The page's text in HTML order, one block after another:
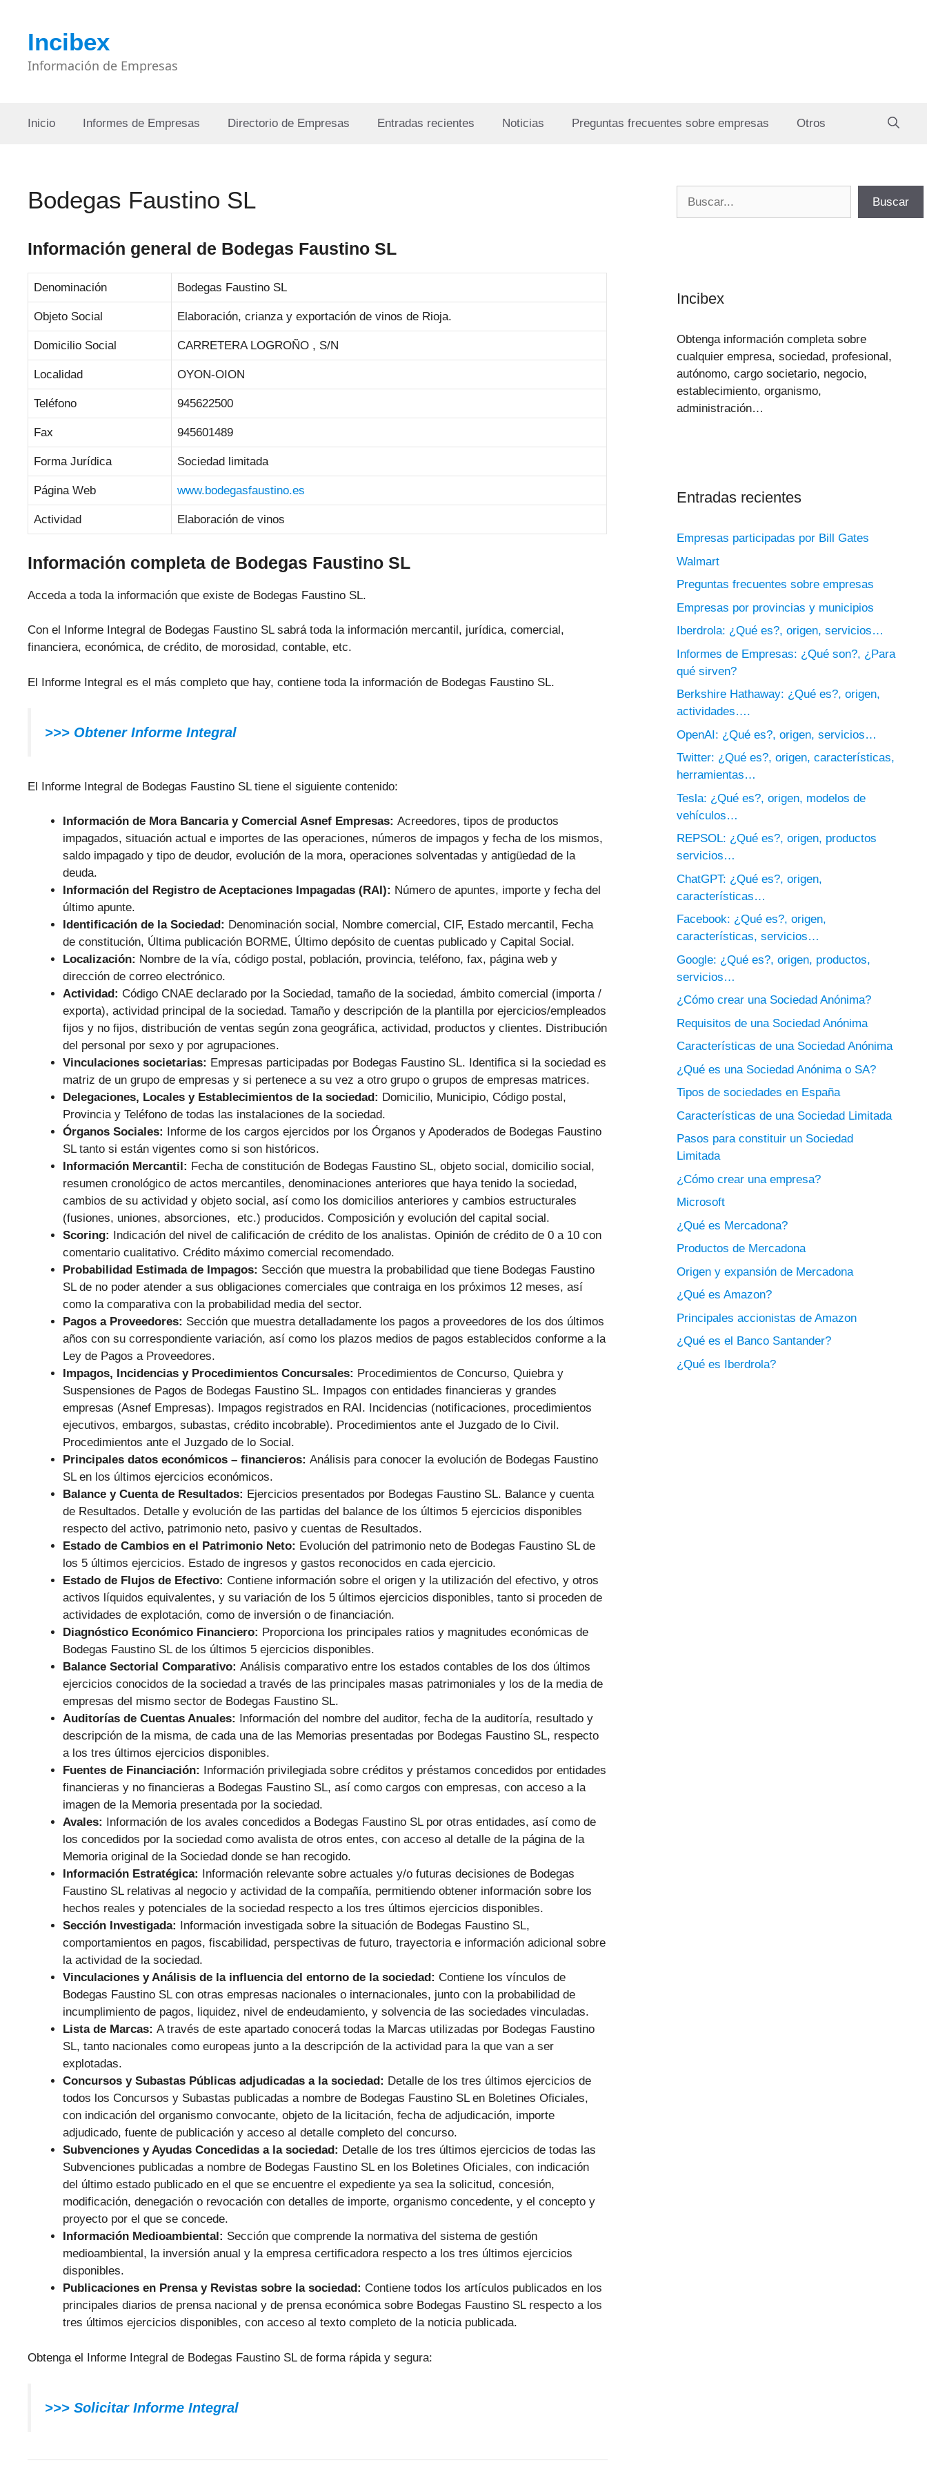
contenidoIncibex
Información de Empresas
Inicio Informes de Empresas Directorio de Empresas Entradas recientes Noticias Preguntas frecuentes sobre empresas Otros
Bodegas Faustino SL
Información general de Bodegas Faustino SL
Denominación Bodegas Faustino SL
Objeto Social Elaboración, crianza y exportación de vinos de Rioja.
Domicilio Social CARRETERA LOGROÑO , S/N
Localidad OYON-OION
Teléfono 945622500
Fax 945601489
Forma Jurídica Sociedad limitada
Página Web www.bodegasfaustino.es
Actividad Elaboración de vinos
Información completa de Bodegas Faustino SL
Acceda a toda la información que existe de Bodegas Faustino SL.
Con el Informe Integral de Bodegas Faustino SL sabrá toda la información mercantil, jurídica, comercial,
financiera, económica, de crédito, de morosidad, contable, etc.
El Informe Integral es el más completo que hay, contiene toda la información de Bodegas Faustino SL.
>>> Obtener Informe Integral
El Informe Integral de Bodegas Faustino SL tiene el siguiente contenido:
Información de Mora Bancaria y Comercial Asnef Empresas: Acreedores, tipos de productos
impagados, situación actual e importes de las operaciones, números de impagos y fecha de los mismos,
saldo impagado y tipo de deudor, evolución de la mora, operaciones solventadas y antigüedad de la
deuda.
Información del Registro de Aceptaciones Impagadas (RAI): Número de apuntes, importe y fecha del
último apunte.
Identificación de la Sociedad: Denominación social, Nombre comercial, CIF, Estado mercantil, Fecha
de constitución, Última publicación BORME, Último depósito de cuentas publicado y Capital Social.
Localización: Nombre de la vía, código postal, población, provincia, teléfono, fax, página web y
dirección de correo electrónico.
Actividad: Código CNAE declarado por la Sociedad, tamaño de la sociedad, ámbito comercial (importa /
exporta), actividad principal de la sociedad. Tamaño y descripción de la plantilla por ejercicios/empleados
fijos y no fijos, distribución de ventas según zona geográfica, actividad, productos y clientes. Distribución
del personal por sexo y por agrupaciones.
Vinculaciones societarias: Empresas participadas por Bodegas Faustino SL. Identifica si la sociedad es
matriz de un grupo de empresas y si pertenece a su vez a otro grupo o grupos de empresas matrices.
Delegaciones, Locales y Establecimientos de la sociedad: Domicilio, Municipio, Código postal,
Provincia y Teléfono de todas las instalaciones de la sociedad.
Órganos Sociales: Informe de los cargos ejercidos por los Órganos y Apoderados de Bodegas Faustino
SL tanto si están vigentes como si son históricos.
Información Mercantil: Fecha de constitución de Bodegas Faustino SL, objeto social, domicilio social,
resumen cronológico de actos mercantiles, denominaciones anteriores que haya tenido la sociedad,
cambios de su actividad y objeto social, así como los domicilios anteriores y cambios estructurales
(fusiones, uniones, absorciones, etc.) producidos. Composición y evolución del capital social.
Scoring: Indicación del nivel de calificación de crédito de los analistas. Opinión de crédito de 0 a 10 con
comentario cualitativo. Crédito máximo comercial recomendado.
Probabilidad Estimada de Impagos: Sección que muestra la probabilidad que tiene Bodegas Faustino
SL de no poder atender a sus obligaciones comerciales que contraiga en los próximos 12 meses, así
como la comparativa con la probabilidad media del sector.
Pagos a Proveedores: Sección que muestra detalladamente los pagos a proveedores de los dos últimos
años con su correspondiente variación, así como los plazos medios de pagos establecidos conforme a la
Ley de Pagos a Proveedores.
Impagos, Incidencias y Procedimientos Concursales: Procedimientos de Concurso, Quiebra y
Suspensiones de Pagos de Bodegas Faustino SL. Impagos con entidades financieras y grandes
empresas (Asnef Empresas). Impagos registrados en RAI. Incidencias (notificaciones, procedimientos
ejecutivos, embargos, subastas, crédito incobrable). Procedimientos ante el Juzgado de lo Civil.
Procedimientos ante el Juzgado de lo Social.
Principales datos económicos – financieros: Análisis para conocer la evolución de Bodegas Faustino
SL en los últimos ejercicios económicos.
Balance y Cuenta de Resultados: Ejercicios presentados por Bodegas Faustino SL. Balance y cuenta
de Resultados. Detalle y evolución de las partidas del balance de los últimos 5 ejercicios disponibles
respecto del activo, patrimonio neto, pasivo y cuentas de Resultados.
Estado de Cambios en el Patrimonio Neto: Evolución del patrimonio neto de Bodegas Faustino SL de
los 5 últimos ejercicios. Estado de ingresos y gastos reconocidos en cada ejercicio.
Estado de Flujos de Efectivo: Contiene información sobre el origen y la utilización del efectivo, y otros
activos líquidos equivalentes, y su variación de los 5 últimos ejercicios disponibles, tanto si proceden de
actividades de explotación, como de inversión o de financiación.
Diagnóstico Económico Financiero: Proporciona los principales ratios y magnitudes económicas de
Bodegas Faustino SL de los últimos 5 ejercicios disponibles.
Balance Sectorial Comparativo: Análisis comparativo entre los estados contables de los dos últimos
ejercicios conocidos de la sociedad a través de las principales masas patrimoniales y los de la media de
empresas del mismo sector de Bodegas Faustino SL.
Auditorías de Cuentas Anuales: Información del nombre del auditor, fecha de la auditoría, resultado y
descripción de la misma, de cada una de las Memorias presentadas por Bodegas Faustino SL, respecto
a los tres últimos ejercicios disponibles.
Fuentes de Financiación: Información privilegiada sobre créditos y préstamos concedidos por entidades
financieras y no financieras a Bodegas Faustino SL, así como cargos con empresas, con acceso a la
imagen de la Memoria presentada por la sociedad.
Avales: Información de los avales concedidos a Bodegas Faustino SL por otras entidades, así como de
los concedidos por la sociedad como avalista de otros entes, con acceso al detalle de la página de la
Memoria original de la Sociedad donde se han recogido.
Información Estratégica: Información relevante sobre actuales y/o futuras decisiones de Bodegas
Faustino SL relativas al negocio y actividad de la compañía, permitiendo obtener información sobre los
hechos reales y potenciales de la sociedad respecto a los tres últimos ejercicios disponibles.
Sección Investigada: Información investigada sobre la situación de Bodegas Faustino SL,
comportamientos en pagos, fiscabilidad, perspectivas de futuro, trayectoria e información adicional sobre
la actividad de la sociedad.
Vinculaciones y Análisis de la influencia del entorno de la sociedad: Contiene los vínculos de
Bodegas Faustino SL con otras empresas nacionales o internacionales, junto con la probabilidad de
incumplimiento de pagos, liquidez, nivel de endeudamiento, y solvencia de las sociedades vinculadas.
Lista de Marcas: A través de este apartado conocerá todas la Marcas utilizadas por Bodegas Faustino
SL, tanto nacionales como europeas junto a la descripción de la actividad para la que van a ser
explotadas.
Concursos y Subastas Públicas adjudicadas a la sociedad: Detalle de los tres últimos ejercicios de
todos los Concursos y Subastas publicadas a nombre de Bodegas Faustino SL en Boletines Oficiales,
con indicación del organismo convocante, objeto de la licitación, fecha de adjudicación, importe
adjudicado, fuente de publicación y acceso al detalle completo del concurso.
Subvenciones y Ayudas Concedidas a la sociedad: Detalle de los tres últimos ejercicios de todas las
Subvenciones publicadas a nombre de Bodegas Faustino SL en los Boletines Oficiales, con indicación
del último estado publicado en el que se encuentre el expediente ya sea la solicitud, concesión,
modificación, denegación o revocación con detalles de importe, organismo concedente, y el concepto y
proyecto por el que se concede.
Información Medioambiental: Sección que comprende la normativa del sistema de gestión
medioambiental, la inversión anual y la empresa certificadora respecto a los tres últimos ejercicios
disponibles.
Publicaciones en Prensa y Revistas sobre la sociedad: Contiene todos los artículos publicados en los
principales diarios de prensa nacional y de prensa económica sobre Bodegas Faustino SL respecto a los
tres últimos ejercicios disponibles, con acceso al texto completo de la noticia publicada.
Obtenga el Informe Integral de Bodegas Faustino SL de forma rápida y segura:
>>> Solicitar Informe Integral
Buscar
Incibex
Obtenga información completa sobre
cualquier empresa, sociedad, profesional,
autónomo, cargo societario, negocio,
establecimiento, organismo,
administración…
Entradas recientes
Empresas participadas por Bill Gates
Walmart
Preguntas frecuentes sobre empresas
Empresas por provincias y municipios
Iberdrola: ¿Qué es?, origen, servicios…
Informes de Empresas: ¿Qué son?, ¿Para
qué sirven?
Berkshire Hathaway: ¿Qué es?, origen,
actividades….
OpenAI: ¿Qué es?, origen, servicios…
Twitter: ¿Qué es?, origen, características,
herramientas…
Tesla: ¿Qué es?, origen, modelos de
vehículos…
REPSOL: ¿Qué es?, origen, productos
servicios…
ChatGPT: ¿Qué es?, origen,
características…
Facebook: ¿Qué es?, origen,
características, servicios…
Google: ¿Qué es?, origen, productos,
servicios…
¿Cómo crear una Sociedad Anónima?
Requisitos de una Sociedad Anónima
Características de una Sociedad Anónima
¿Qué es una Sociedad Anónima o SA?
Tipos de sociedades en España
Características de una Sociedad Limitada
Pasos para constituir un Sociedad
Limitada
¿Cómo crear una empresa?
Microsoft
¿Qué es Mercadona?
Productos de Mercadona
Origen y expansión de Mercadona
¿Qué es Amazon?
Principales accionistas de Amazon
¿Qué es el Banco Santander?
¿Qué es Iberdrola?